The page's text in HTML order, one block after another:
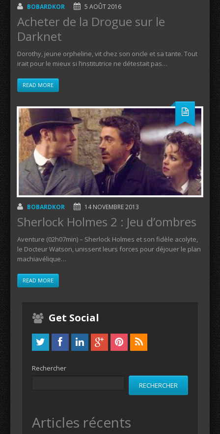
BOBARDKOR 5 AOÛT 2016
Acheter de la Drogue sur le
Darknet
Dorothy, jeune orpheline, vit chez son oncle et sa tante. Tout
irait pour le mieux si l’institutrice ne détestait pas…
READ MORE
BOBARDKOR 14 NOVEMBRE 2013
Sherlock Holmes 2 : Jeu d’ombres
Aventure (02h07min) – Sherlock Holmes et son fidèle acolyte,
le Docteur Watson, unissent leurs forces pour déjouer le plan
machiavélique…
READ MORE
Get Social
Rechercher
RECHERCHER
Articles récents